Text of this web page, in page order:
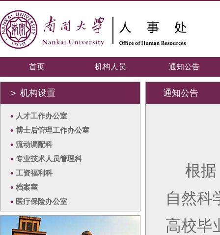
首页 机构人员 通知公告
＞ 机构设置
• 人才工作办公室
• 博士后管理工作办公室
• 流动调配科
• 专业技术人员管理科
• 工资福利科
• 档案室
• 医疗保险办公室
通知公告
根
自然科
高校毕